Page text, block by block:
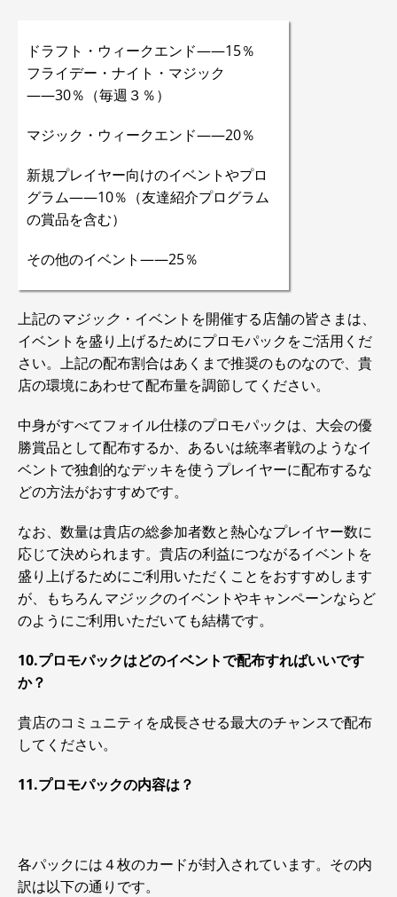
ドラフト・ウィークエンド――15％
フライデー・ナイト・マジック
――30％（毎週３％）
マジック・ウィークエンド――20％
新規プレイヤー向けのイベントやプロ
グラム――10％（友達紹介プログラム
の賞品を含む）
その他のイベント――25％
上記のマジック ・イベントを開催する店舗の皆さまは、
イベントを盛り上げるためにプロモパックをご活用くだ
さい。上記の配布割合はあくまで推奨のものなので、貴
店の環境にあわせて配布量を調節してください。
中身がすべてフォイル仕様のプロモパックは、大会の優
勝賞品として配布するか、あるいは統率者戦のようなイ
ベントで独創的なデッキを使うプレイヤーに配布するな
どの方法がおすすめです。
なお、数量は貴店の総参加者数と熱心なプレイヤー数に
応じて決められます。貴店の利益につながるイベントを
盛り上げるためにご利用いただくことをおすすめします
が、もちろんマジックのイベントやキャンペーンならど
のようにご利用いただいても結構です。
10.プロモパックはどのイベントで配布すればいいです
か？
貴店のコミュニティを成長させる最大のチャンスで配布
してください。
11.プロモパックの内容は？
各パックには４枚のカードが封入されています。その内
訳は以下の通りです。